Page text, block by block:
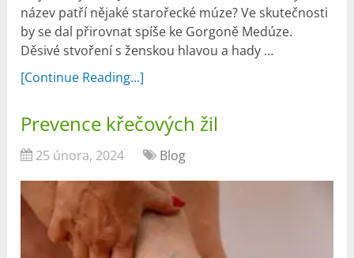
název patří nějaké starořecké múze? Ve skutečnosti
by se dal přirovnat spíše ke Gorgoně Medúze.
Děsivé stvoření s ženskou hlavou a hady …
[Continue Reading...]
Prevence křečových žil
25 února, 2024 Blog